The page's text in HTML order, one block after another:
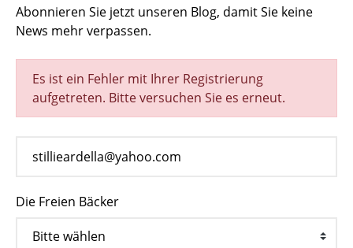
Abonnieren Sie jetzt unseren Blog, damit Sie keine
News mehr verpassen.
Es ist ein Fehler mit Ihrer Registrierung
aufgetreten. Bitte versuchen Sie es erneut.
Die Freien Bäcker